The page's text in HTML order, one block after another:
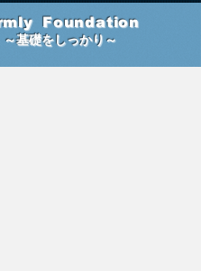
Foundation
～基礎をしっかり～